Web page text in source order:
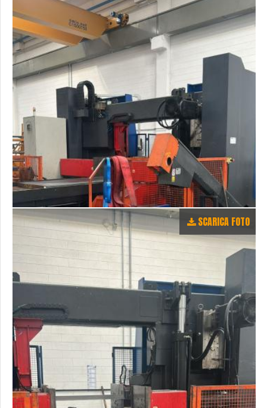
SCARICA FOTO